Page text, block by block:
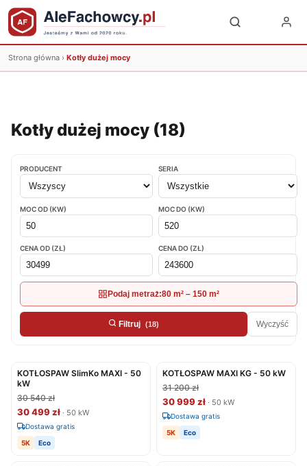
Strona główna › Kotły dużej mocy
Kotły dużej mocy (18)
PRODUCENT SERIA
MOC OD (KW) MOC DO (KW)
CENA OD (ZŁ) CENA DO (ZŁ)
Podaj metraż:80 m² – 150 m²
Filtruj (18) Wyczyść
KOTŁOSPAW SlimKo MAXI - 50
kW
30 540 zł
30 499 zł · 50 kW
Dostawa gratis
5K
Eco
KOTŁOSPAW MAXI KG - 50 kW
31 200 zł
30 999 zł · 50 kW
Dostawa gratis
5K
Eco